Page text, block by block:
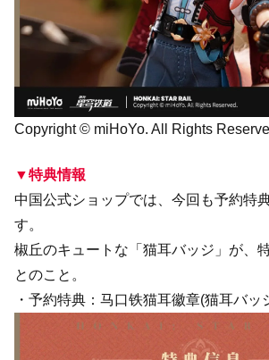
Copyright © miHoYo. All Rights
▼特典情報
中国公式ショップでは、今回も予約特
す。
椒丘のキュートな「猫耳バッジ」が、
とのこと。
・予約特典：马口铁猫耳徽章(猫耳バッ